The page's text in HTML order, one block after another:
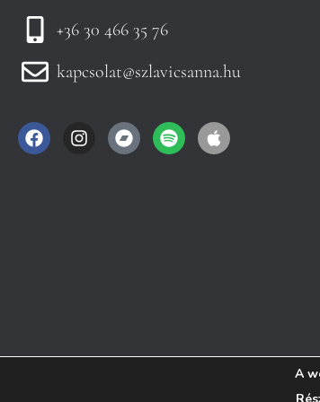
+36 30 466 35 76
kapcsolat@szlavicsanna.hu
A